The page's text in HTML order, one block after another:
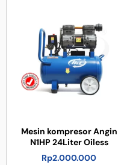
Mesin kompresor Angin
N1HP 24Liter Oiless
Rp2.000.000